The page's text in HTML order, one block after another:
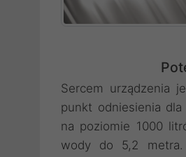
Sercem urządzenia
punkt odniesienia
na poziomie 1000
wody do 5,2 metra.